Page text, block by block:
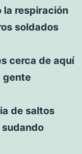
la respiración
soldados
cerca de aquí
gente
de saltos